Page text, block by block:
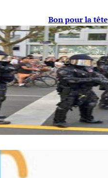
Bon pour la tête